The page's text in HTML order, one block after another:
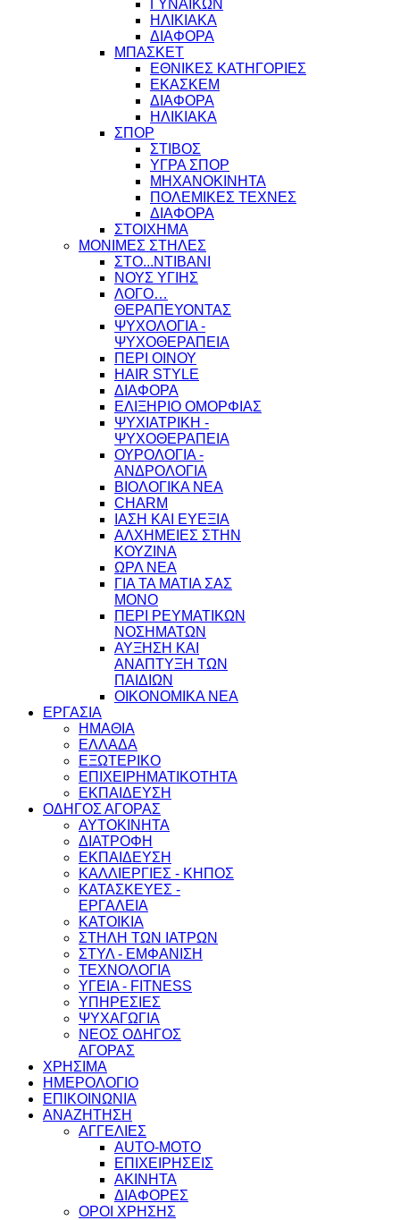
ΓΥΝΑΙΚΩΝ
ΗΛΙΚΙΑΚΑ
ΔΙΑΦΟΡΑ
ΜΠΑΣΚΕΤ
ΕΘΝΙΚΕΣ ΚΑΤΗΓΟΡΙΕΣ
ΕΚΑΣΚΕΜ
ΔΙΑΦΟΡΑ
ΗΛΙΚΙΑΚΑ
ΣΠΟΡ
ΣΤΙΒΟΣ
ΥΓΡΑ ΣΠΟΡ
ΜΗΧΑΝΟΚΙΝΗΤΑ
ΠΟΛΕΜΙΚΕΣ ΤΕΧΝΕΣ
ΔΙΑΦΟΡΑ
ΣΤΟΙΧΗΜΑ
ΜΟΝΙΜΕΣ ΣΤΗΛΕΣ
ΣΤΟ...ΝΤΙΒΑΝΙ
ΝΟΥΣ ΥΓΙΗΣ
ΛΟΓΟ…
ΘΕΡΑΠΕΥΟΝΤΑΣ
ΨΥΧΟΛΟΓΙΑ -
ΨΥΧΟΘΕΡΑΠΕΙΑ
ΠΕΡΙ ΟΙΝΟΥ
HAIR STYLE
ΔΙΑΦΟΡΑ
ΕΛΙΞΗΡΙΟ ΟΜΟΡΦΙΑΣ
ΨΥΧΙΑΤΡΙΚΗ -
ΨΥΧΟΘΕΡΑΠΕΙΑ
ΟΥΡΟΛΟΓΙΑ -
ΑΝΔΡΟΛΟΓΙΑ
ΒΙΟΛΟΓΙΚΑ ΝΕΑ
CHARM
ΙΑΣΗ ΚΑΙ ΕΥΕΞΙΑ
ΑΛΧΗΜΕΙΕΣ ΣΤΗΝ
ΚΟΥΖΙΝΑ
ΩΡΛ ΝEA
ΓΙΑ ΤΑ ΜΑΤΙΑ ΣΑΣ
ΜΟΝΟ
ΠΕΡΙ ΡΕΥΜΑΤΙΚΩΝ
ΝΟΣΗΜΑΤΩΝ
ΑΥΞΗΣΗ ΚΑΙ
ΑΝΑΠΤΥΞΗ ΤΩΝ
ΠΑΙΔΙΩΝ
ΟΙΚΟΝΟΜΙΚΑ ΝΕΑ
ΕΡΓΑΣΙΑ
ΗΜΑΘΙΑ
ΕΛΛΑΔΑ
ΕΞΩΤΕΡΙΚΟ
ΕΠΙΧΕΙΡΗΜΑΤΙΚΟΤΗΤΑ
ΕΚΠΑΙΔΕΥΣΗ
ΟΔΗΓΟΣ ΑΓΟΡΑΣ
ΑΥΤΟΚΙΝΗΤΑ
ΔΙΑΤΡΟΦΗ
ΕΚΠΑΙΔΕΥΣΗ
ΚΑΛΛΙΕΡΓΙΕΣ - ΚΗΠΟΣ
ΚΑΤΑΣΚΕΥΕΣ -
ΕΡΓΑΛΕΙΑ
ΚΑΤΟΙΚΙΑ
ΣΤΗΛΗ ΤΩΝ ΙΑΤΡΩΝ
ΣΤΥΛ - ΕΜΦΑΝΙΣΗ
ΤΕΧΝΟΛΟΓΙΑ
ΥΓΕΙΑ - FITNESS
ΥΠΗΡΕΣΙΕΣ
ΨΥΧΑΓΩΓΙΑ
ΝΕΟΣ ΟΔΗΓΟΣ
ΑΓΟΡΑΣ
ΧΡΗΣΙΜΑ
ΗΜΕΡΟΛΟΓΙΟ
ΕΠΙΚΟΙΝΩΝΙΑ
ΑΝΑΖΗΤΗΣΗ
ΑΓΓΕΛΙΕΣ
AUTO-MOTO
ΕΠΙΧΕΙΡΗΣΕΙΣ
ΑΚΙΝΗΤΑ
ΔΙΑΦΟΡΕΣ
ΟΡΟΙ ΧΡΗΣΗΣ